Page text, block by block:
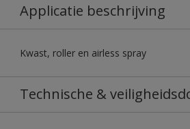
Applicatie beschrijving
Kwast, roller en airless spray
Technische &